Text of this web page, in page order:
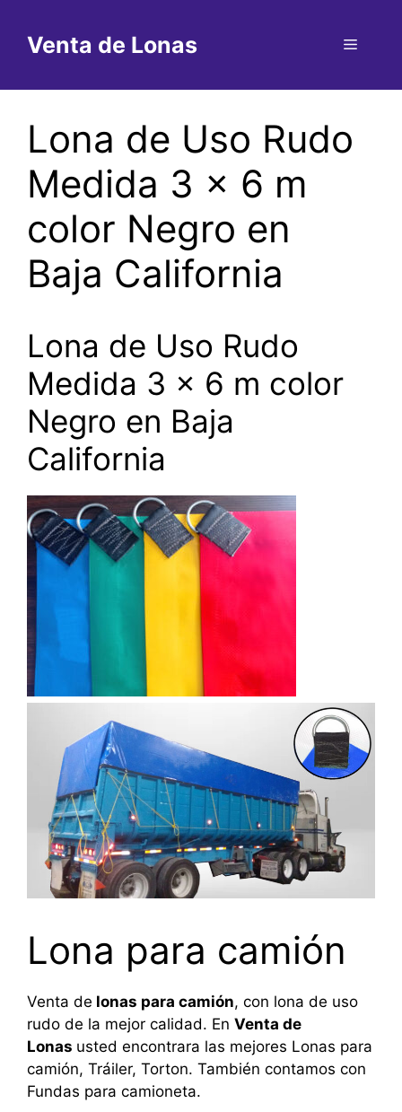
contenido
Venta de Lonas Menú
Lona de Uso Rudo
Medida 3 x 6 m
color Negro en
Baja California
Lona de Uso Rudo
Medida 3 x 6 m color
Negro en Baja
California
Lona para camión
Venta de lonas para camión, con lona de uso
rudo de la mejor calidad. En Venta de
Lonas usted encontrara las mejores Lonas para
camión, Tráiler, Torton. También contamos con
Fundas para camioneta.